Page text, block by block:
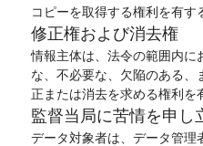
コピーを取得する権利を有す
修正権および消去権
情報主体は、法令の範囲内に
な、不必要な、欠陥のある
正または消去を求める権利を
監督当局に苦情を申し
データ対象者は、データ管理